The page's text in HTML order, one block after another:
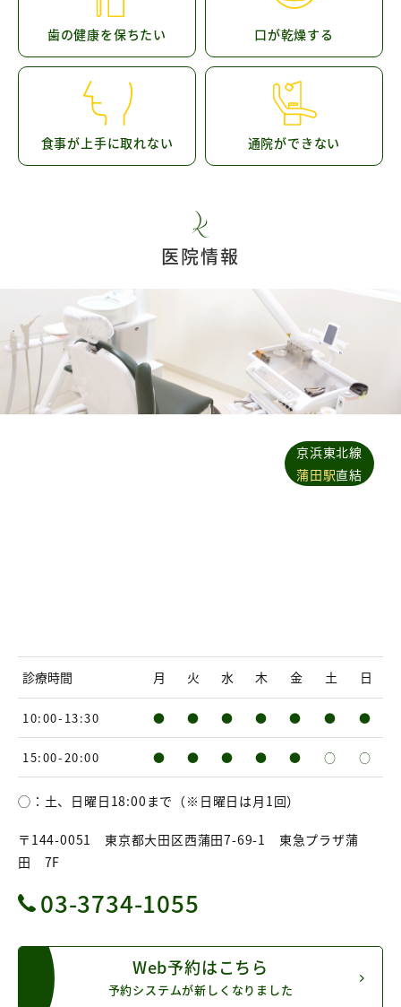
歯の健康を保ちたい 口が乾燥する
食事が上手に取れない 通院ができない
医院情報
京浜東北線
蒲田駅直結
診療時間 月 火 水 木 金 土 日
10:00-13:30 ● ● ● ● ● ● ●
15:00-20:00 ● ● ● ● ● ○ ○
◯：土、日曜日18:00まで（※日曜日は月1回）
〒144-0051 東京都大田区西蒲田7-69-1 東急プラザ蒲
田 7F
03-3734-1055
Web予約はこちら
予約システムが新しくなりました